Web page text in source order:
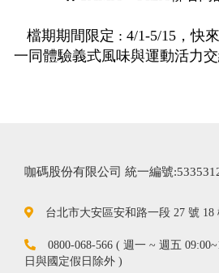
檔期期間限定 : 4/1-5/15，快
一同體驗義式風味與運動活力
咖碼股份有限公司 統一編號
台北市大安區安和路一段 27 號 18
0800-068-566 ( 週一 ~ 週五
日與國定假日除外 )